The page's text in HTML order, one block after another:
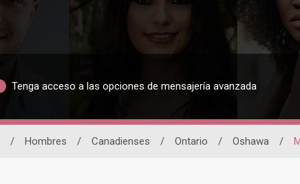
Tenga acceso a las opciones de mensajería avanzada
/ Hombres / Canadienses / Ontario / Oshawa /